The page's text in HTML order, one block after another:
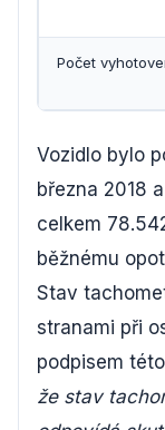
Počet
Vozidlo bylo
března 2018
celkem
běžnému
Stav
stranami při
podpisem
že stav